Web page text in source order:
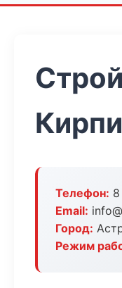
Телефон:
Email:
Город:
Режим